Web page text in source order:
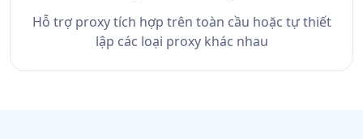
Hỗ trợ proxy tích hợp trên toàn cầu hoặc tự thiết
lập các loại proxy khác nhau